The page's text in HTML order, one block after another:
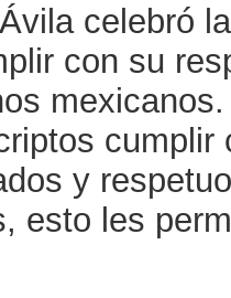
celebró
con su
y
esto les